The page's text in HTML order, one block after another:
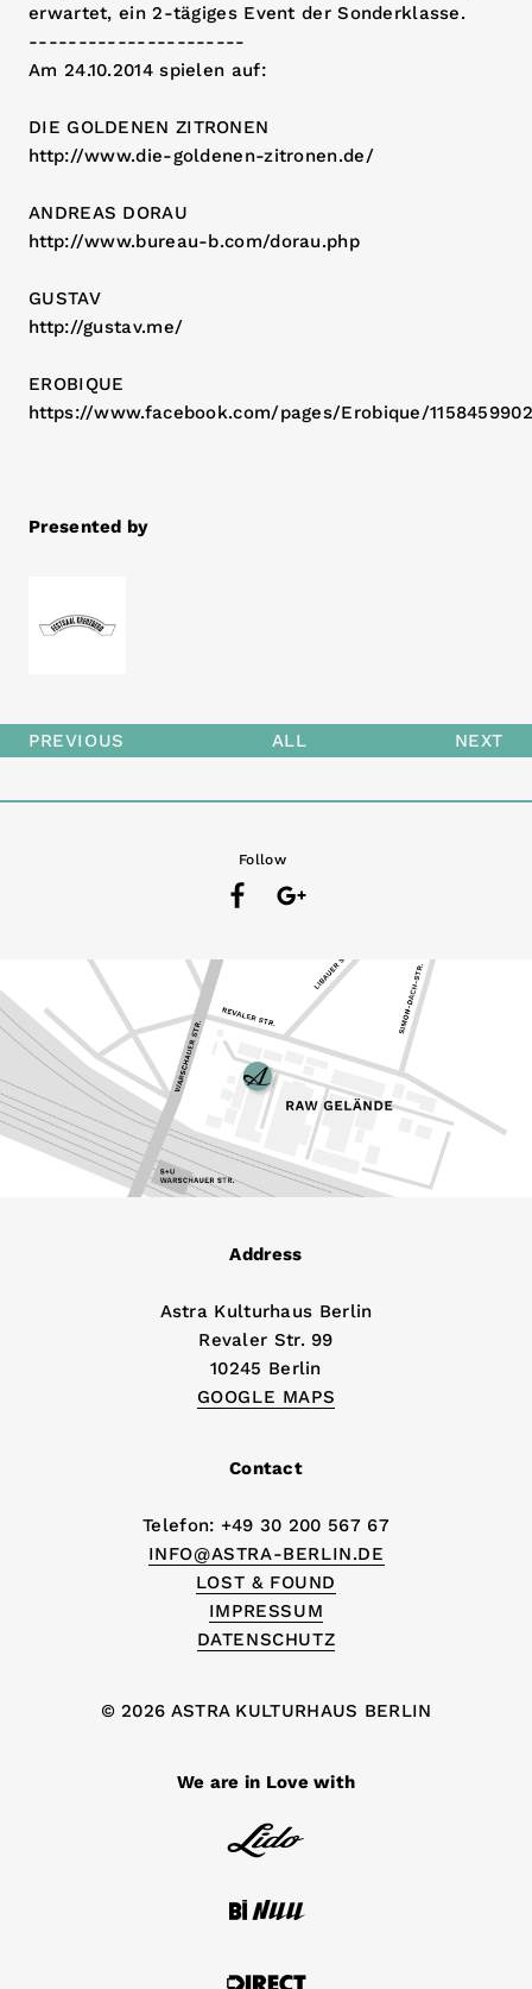
erwartet, ein 2-tägiges Event der Sonderklasse.
----------------------
Am 24.10.2014 spielen auf:
DIE GOLDENEN ZITRONEN
http://www.die-goldenen-zitronen.de/
ANDREAS DORAU
http://www.bureau-b.com/dorau.php
GUSTAV
http://gustav.me/
EROBIQUE
https://www.facebook.com/pages/Erobique/
Presented by
PREVIOUS ALL NEXT
Follow
Address
Astra Kulturhaus Berlin
Revaler Str. 99
10245 Berlin
GOOGLE MAPS
Contact
Telefon: +49 30 200 567 67
INFO@ASTRA-BERLIN.DE
LOST & FOUND
IMPRESSUM
DATENSCHUTZ
© 2026 ASTRA KULTURHAUS BERLIN
We are in Love with